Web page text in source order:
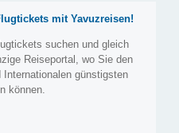
mit Yavuzreisen!
suchen und gleich
Reiseportal, wo Sie den
Internationalen günstigsten
können.